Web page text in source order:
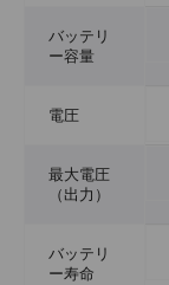
バッテリ
ー容量
電圧
最大電圧
（出力）
バッテリ
ー寿命